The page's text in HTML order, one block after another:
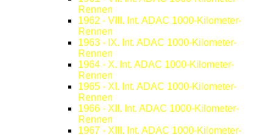
Rennen
1962 - VIII. Int. ADAC 1000-Kilometer-
Rennen
1963 - IX. Int. ADAC 1000-Kilometer-
Rennen
1964 - X. Int. ADAC 1000-Kilometer-
Rennen
1965 - XI. Int. ADAC 1000-Kilometer-
Rennen
1966 - XII. Int. ADAC 1000-Kilometer-
Rennen
1967 - XIII. Int. ADAC 1000-Kilometer-